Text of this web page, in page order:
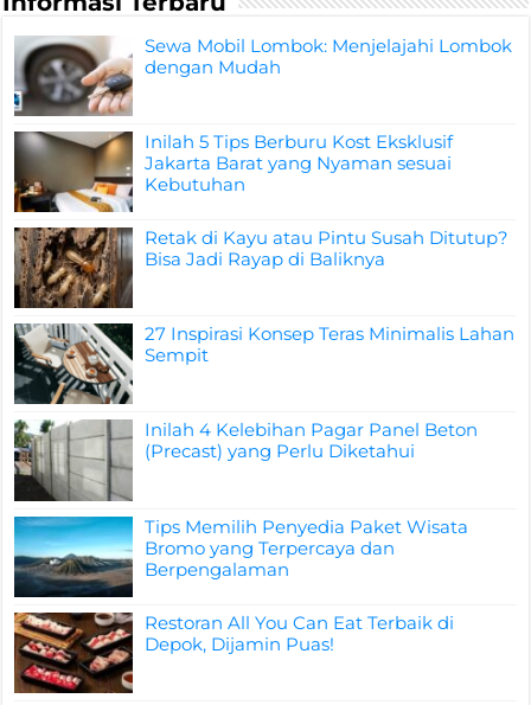
Sewa Mobil Lombok: Menjelajahi Lombok
dengan Mudah
Inilah 5 Tips Berburu Kost Eksklusif
Jakarta Barat yang Nyaman sesuai
Kebutuhan
Retak di Kayu atau Pintu Susah Ditutup?
Bisa Jadi Rayap di Baliknya
27 Inspirasi Konsep Teras Minimalis Lahan
Sempit
Inilah 4 Kelebihan Pagar Panel Beton
(Precast) yang Perlu Diketahui
Tips Memilih Penyedia Paket Wisata
Bromo yang Terpercaya dan
Berpengalaman
Restoran All You Can Eat Terbaik di
Depok, Dijamin Puas!